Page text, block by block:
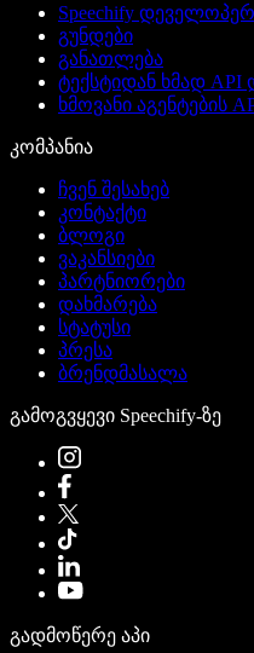
Speechify
გუნდები
განათლება
ტექსტიდან ხმად API
ხმოვანი აგენტების
კომპანია
ჩვენ შესახებ
კონტაქტი
ბლოგი
ვაკანსიები
პარტნიორები
დახმარება
სტატუსი
პრესა
ბრენდმასალა
გამოგვყევი Speechify-ზე
გადმოწერე აპი